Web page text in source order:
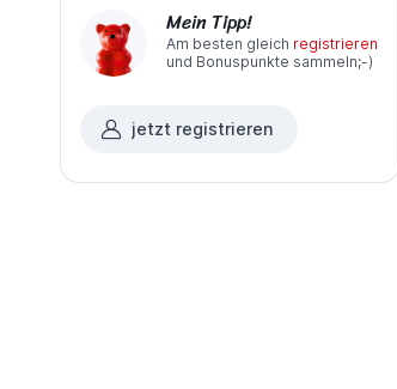
Mein Tipp!
Am besten gleich registrieren
und Bonuspunkte sammeln;-)
jetzt registrieren